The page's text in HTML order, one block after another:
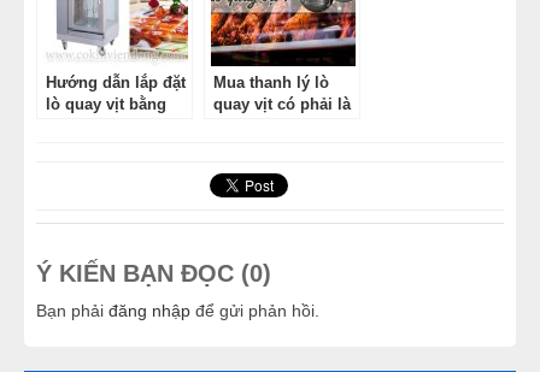
Hướng dẫn lắp đặt
lò quay vịt bằng
Mua thanh lý lò
quay vịt có phải là
Ý KIẾN BẠN ĐỌC (0)
Bạn phải đăng nhập để gửi phản hồi.